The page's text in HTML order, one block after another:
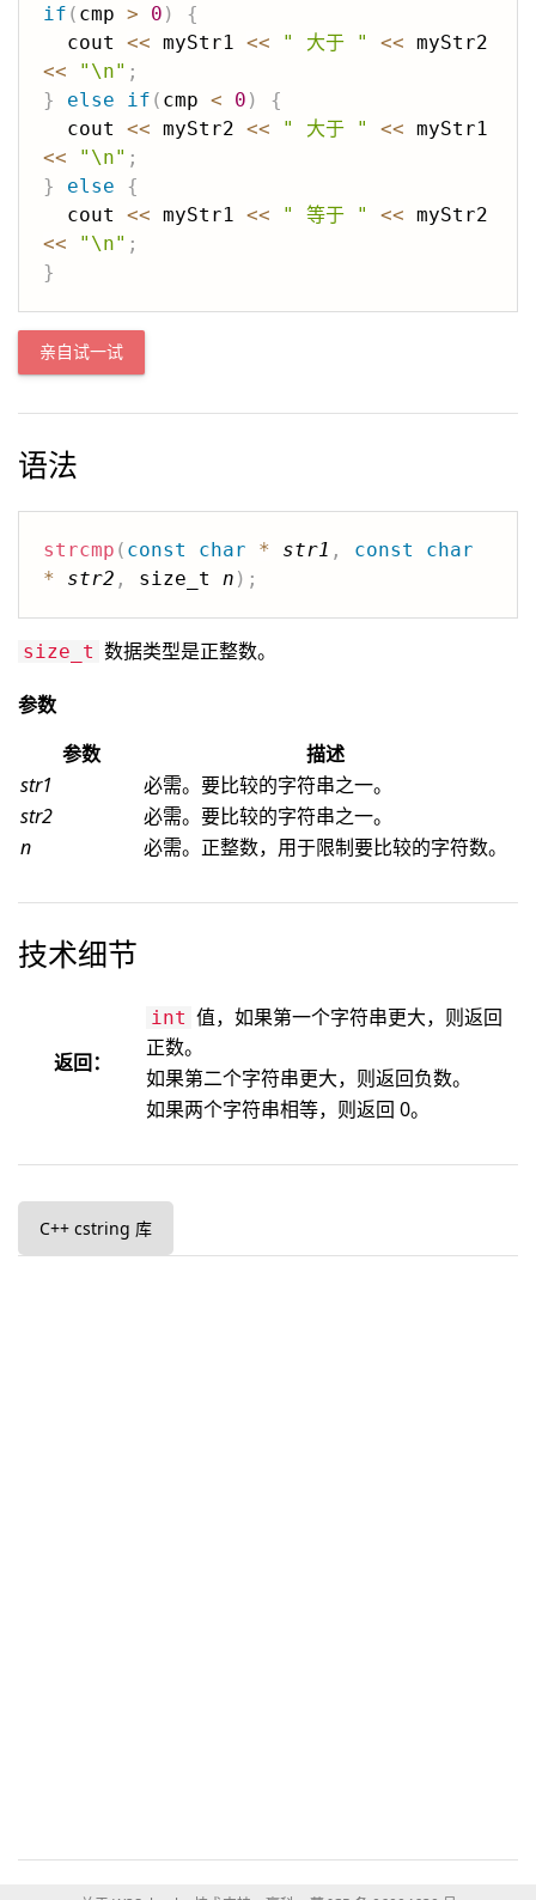
if ( cmp > 0 )
{
  cout
<< myStr1 << " 大于 " <<
<<
"\n" ;
}
else if ( cmp < 0 )
{
  cout
<< myStr2 << " 大于 " <<
<<
"\n" ;
}
else
{
  cout
<< myStr1 << " 等于 " <<
<<
"\n" ;
}
亲自试一试
语法
strcmp ( const char * str1 , const
char
*
str2 , size_t n ) ;
size_t 数据类型是正整数。
参数
参数
描述
str1
必需。要比较的字符串之一。
str2
必需。要比较的字符串之一。
n
必需。正整数，用于限制要比较的字符数。
技术细节
返回：
int 值，如果第一个字符串更大，则返回
正数。
如果第二个字符串更大，则返回负数。
如果两个字符串相等，则返回 0。
C++ cstring 库